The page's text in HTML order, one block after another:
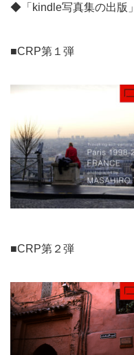
◆「kindle写真集の出版」
■CRP第１弾
■CRP第２弾